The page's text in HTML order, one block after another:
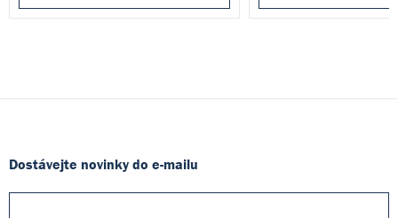
Dostávejte novinky do e-mailu